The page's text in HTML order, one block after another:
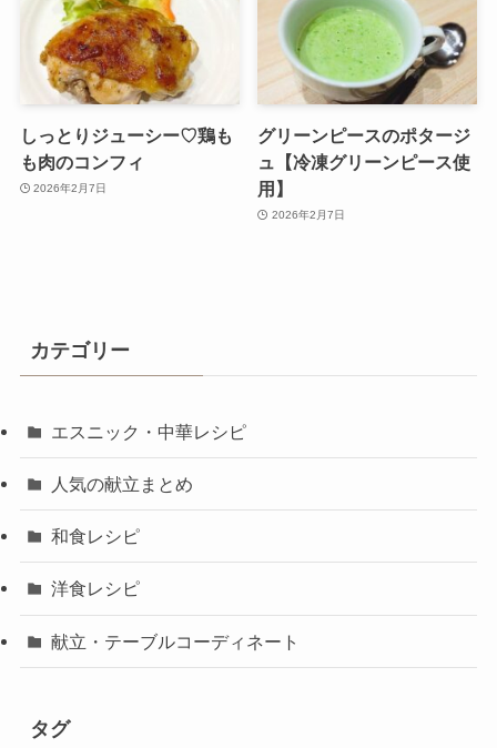
しっとりジューシー♡鶏も
も肉のコンフィ
2026年2月7日
グリーンピースのポタージ
ュ【冷凍グリーンピース使
用】
2026年2月7日
カテゴリー
エスニック・中華レシピ
人気の献立まとめ
和食レシピ
洋食レシピ
献立・テーブルコーディネート
タグ